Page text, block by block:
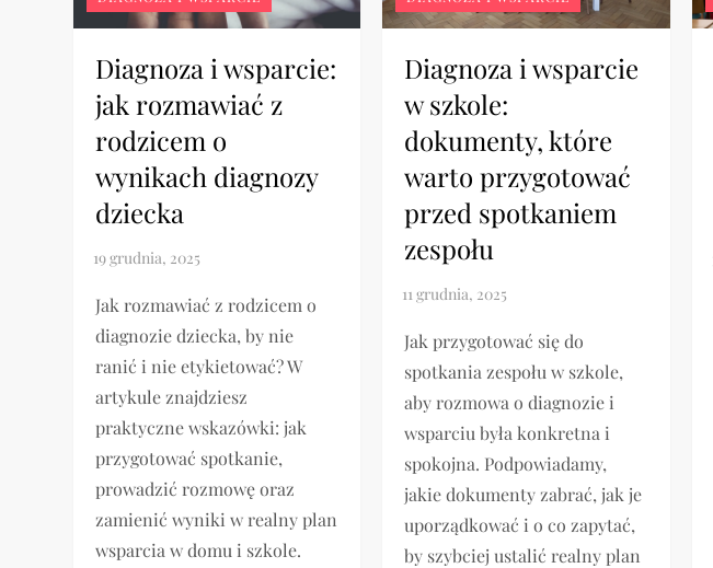
Diagnoza i wsparcie:
jak rozmawiać z
rodzicem o
wynikach diagnozy
dziecka
Jak rozmawiać z rodzicem o
diagnozie dziecka, by nie
ranić i nie etykietować? W
artykule znajdziesz
praktyczne wskazówki: jak
przygotować spotkanie,
prowadzić rozmowę oraz
zamienić wyniki w realny plan
wsparcia w domu i szkole.
Diagnoza i wsparcie
w szkole:
dokumenty, które
warto przygotować
przed spotkaniem
zespołu
Jak przygotować się do
spotkania zespołu w szkole,
aby rozmowa o diagnozie i
wsparciu była konkretna i
spokojna. Podpowiadamy,
jakie dokumenty zabrać, jak je
uporządkować i o co zapytać,
by szybciej ustalić realny plan